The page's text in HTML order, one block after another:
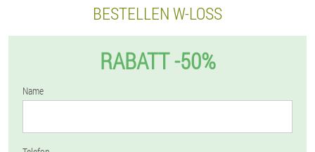
BESTELLEN W-LOSS
RABATT -50%
Name